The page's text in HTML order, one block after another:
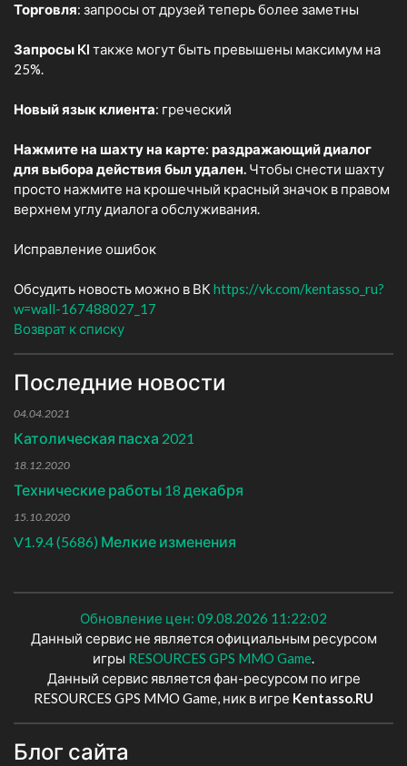
Торговля: запросы от друзей теперь более заметны
Запросы KI также могут быть превышены максимум на
25%.
Новый язык клиента: греческий
Нажмите на шахту на карте: раздражающий диалог
для выбора действия был удален. Чтобы снести шахту
просто нажмите на крошечный красный значок в правом
верхнем углу диалога обслуживания.
Исправление ошибок
Обсудить новость можно в ВК https://vk.com/kentasso_ru?
w=wall-167488027_17
Возврат к списку
Последние новости
04.04.2021
Католическая пасха 2021
18.12.2020
Технические работы 18 декабря
15.10.2020
V1.9.4 (5686) Мелкие изменения
Обновление цен: 09.08.2026 11:22:02
Данный сервис не является официальным ресурсом
игры RESOURCES GPS MMO Game.
Данный сервис является фан-ресурсом по игре
RESOURCES GPS MMO Game, ник в игре Kentasso.RU
Блог сайта